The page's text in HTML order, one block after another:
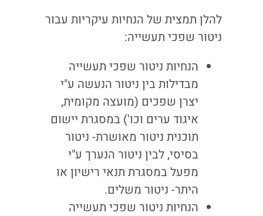
להלן תמצית של הנחיות עיקריות עבור
ניטור שפכי תעשייה:
הנחיות ניטור שפכי תעשייה
מבדילות בין ניטור הנעשה ע"י
יצרן שפכים (מועצה מקומית,
איגוד ערים וכו') במסגרת יישום
תוכנית ניטור מאושרת- ניטור
בסיסי, לבין ניטור הנערך ע"י
מפעל במסגרת תנאי רישיון או
היתר- ניטור משלים.
הנחיות ניטור שפכי תעשייה